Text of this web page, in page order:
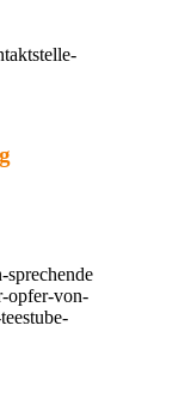
sprechende
opfer-von-